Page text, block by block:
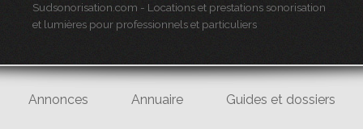
Sudsonorisation.com - Locations et prestations sonorisation
et lumières pour professionnels et particuliers
Annonces Annuaire Guides et dossiers